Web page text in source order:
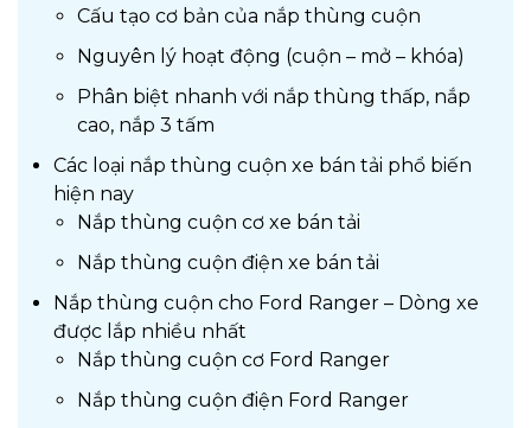
Cấu tạo cơ bản của nắp thùng cuộn
Nguyên lý hoạt động (cuộn – mở – khóa)
Phân biệt nhanh với nắp thùng thấp, nắp
cao, nắp 3 tấm
Các loại nắp thùng cuộn xe bán tải phổ biến
hiện nay
Nắp thùng cuộn cơ xe bán tải
Nắp thùng cuộn điện xe bán tải
Nắp thùng cuộn cho Ford Ranger – Dòng xe
được lắp nhiều nhất
Nắp thùng cuộn cơ Ford Ranger
Nắp thùng cuộn điện Ford Ranger